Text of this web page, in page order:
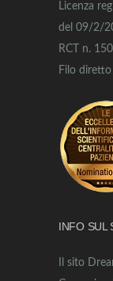
Licenza
del 09/2/
RCT n.
Filo diretto
INFO SUL
Il sito